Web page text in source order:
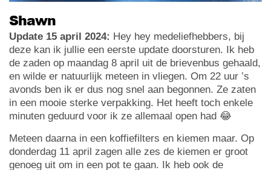
Shawn
Update 15 april 2024: Hey hey medeliefhebbers, bij
deze kan ik jullie een eerste update doorsturen. Ik heb
de zaden op maandag 8 april uit de brievenbus gehaald,
en wilde er natuurlijk meteen in vliegen. Om 22 uur ’s
avonds ben ik er dus nog snel aan begonnen. Ze zaten
in een mooie sterke verpakking. Het heeft toch enkele
minuten geduurd voor ik ze allemaal open had 😂
Meteen daarna in een koffiefilters en kiemen maar. Op
donderdag 11 april zagen alle zes de kiemen er groot
genoeg uit om in een pot te gaan. Ik heb ook de